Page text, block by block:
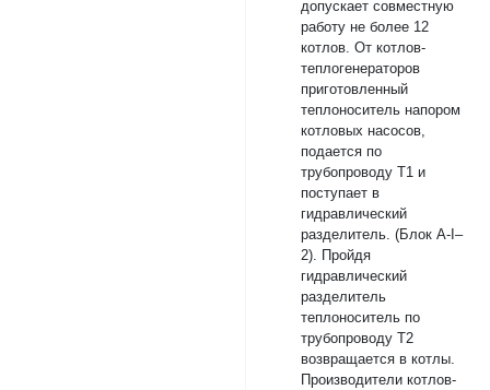
допускает совместную
работу не более 12
котлов. От котлов-
теплогенераторов
приготовленный
теплоноситель напором
котловых насосов,
подается по
трубопроводу Т1 и
поступает в
гидравлический
разделитель. (Блок А-I–
2). Пройдя
гидравлический
разделитель
теплоноситель по
трубопроводу Т2
возвращается в котлы.
Производители котлов-